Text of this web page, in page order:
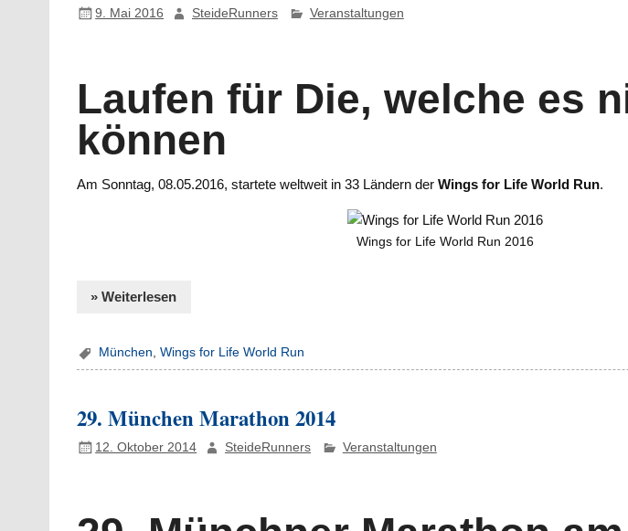
9. Mai 2016 SteideRunners Veranstaltungen
Laufen für Die, welche es
können
Am Sonntag, 08.05.2016, startete weltweit in 33 Ländern derWings for Life World Run.
Wings for Life World Run 2016
» Weiterlesen
München ,Wings for Life World Run
29. München Marathon 2014
12. Oktober 2014 SteideRunners Veranstaltungen